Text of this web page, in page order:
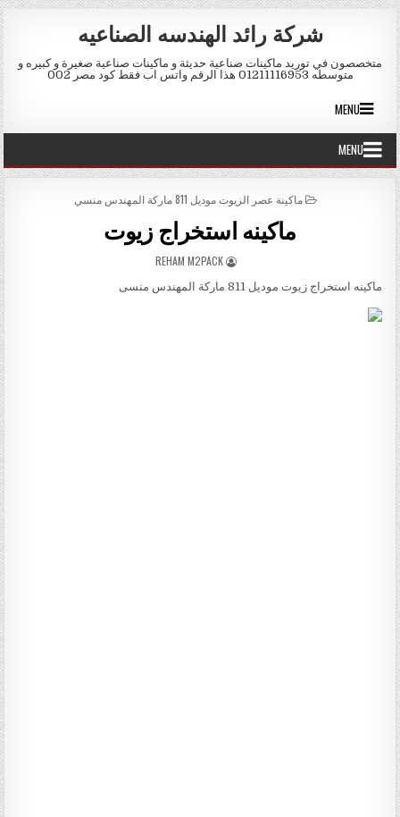
Skip to content
شركة رائد الهندسه الصناعيه
متخصصون في توريد ماكينات صناعية حديثة و ماكينات صناعية صغيرة و كبيره و
متوسطه 01211116953 هذا الرقم واتس اب فقط كود مصر 002
MENU
MENU
POSTED IN
ماكينة عصر الزيوت موديل 811 ماركة المهندس منسي
ماكينه استخراج زيوت
AUTHOR:
REHAM M2PACK
ماكينه استخراج زيوت موديل 811 ماركة المهندس منسى